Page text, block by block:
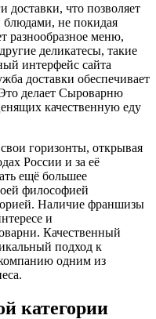
доставки, что позволяет
не покидая
разнообразное меню,
деликатесы, такие
интерфейс сайта
доставки обеспечивает
делает Сыроварню
качественную еду
горизонты, открывая
России и за её
ещё большее
философией
Наличие франшизы
и
Качественный
подход к
одним из
категории